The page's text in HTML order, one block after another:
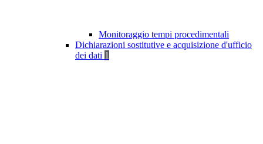
Monitoraggio tempi procedimentali
Dichiarazioni sostitutive e acquisizione d'ufficio
dei dati 1